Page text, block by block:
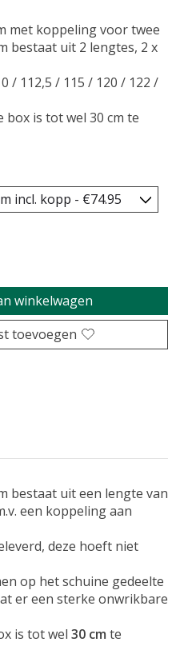
met koppeling voor twee
bestaat uit 2 lengtes, 2 x
/ 112,5 / 115 / 120 / 122 /
is tot wel 30 cm te
winkelwagen
toevoegen
bestaat uit een lengte van
een koppeling aan
deze hoeft niet
op het schuine gedeelte
er een sterke onwrikbare
is tot wel 30 cm te